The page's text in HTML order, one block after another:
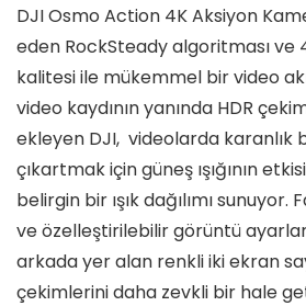
DJI Osmo Action 4K Aksiyon
eden RockSteady algoritması ve
kalitesi ile mükemmel bir video
video kaydının yanında HDR
ekleyen DJI, videolarda karanlık
çıkartmak için güneş ışığının
belirgin bir ışık dağılımı sunuyor.
ve özelleştirilebilir görüntü
arkada yer alan renkli iki ekran
çekimlerini daha zevkli bir hale